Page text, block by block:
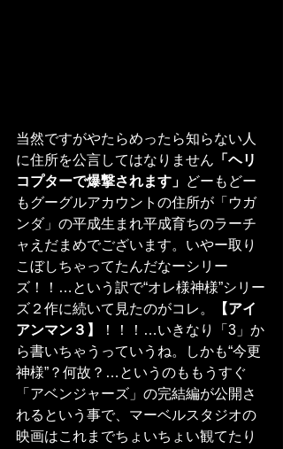
当然ですがやたらめったら知らない人
に住所を公言してはなりません 「ヘリ
コプターで爆撃されます」 どーもどー
もグーグルアカウントの住所が「ウガ
ンダ」の平成生まれ平成育ちのラーチ
ャえだまめでございます。いやー取り
こぼしちゃってたんだなーシリー
ズ！！…という訳で“オレ様神様”シリー
ズ２作に続いて見たのがコレ。
【アイ
アンマン３】
！！！…いきなり「3」か
ら書いちゃうっていうね。しかも“今更
神様”？何故？…というのももうすぐ
「アベンジャーズ」の完結編が公開さ
れるという事で、マーベルスタジオの
映画はこれまでちょいちょい観てたり